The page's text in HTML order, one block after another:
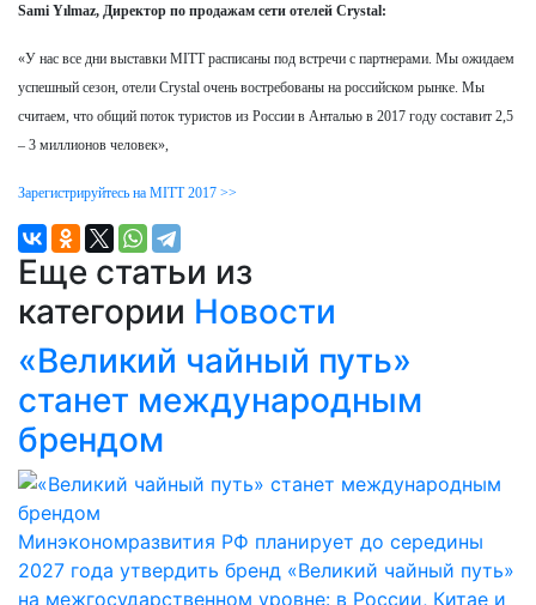
Sami Yılmaz, Директор по продажам сети отелей Crystal:
«У нас все дни выставки MITT расписаны под встречи с партнерами. Мы ожидаем
успешный сезон, отели Crystal очень востребованы на российском рынке. Мы
считаем, что общий поток туристов из России в Анталью в 2017 году составит 2,5
– 3 миллионов человек»,
Зарегистрируйтесь на MITT 2017 >>
Еще статьи из
категории Новости
«Великий чайный путь»
станет международным
брендом
Минэкономразвития РФ планирует до середины
2027 года утвердить бренд «Великий чайный путь»
на межгосударственном уровне: в России, Китае и